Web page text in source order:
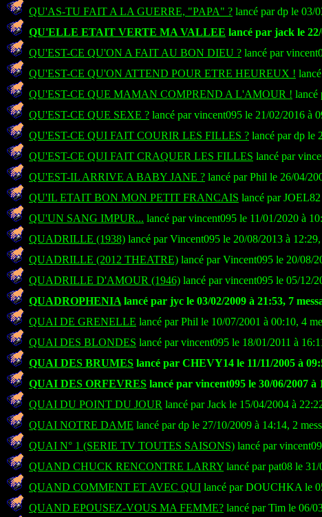
QU'AS-TU FAIT A LA GUERRE, "PAPA" ? lancé par dp le 03/
QU'ELLE ETAIT VERTE MA VALLEE lancé par jack le 22/
QU'EST-CE QU'ON A FAIT AU BON DIEU ? lancé par
QU'EST-CE QU'ON ATTEND POUR ETRE HEUREUX !
QU'EST-CE QUE MAMAN COMPREND A L'AMOUR ! lancé
QU'EST-CE QUE SEXE ? lancé par vincent095 le 21/02/2016 à
QU'EST-CE QUI FAIT COURIR LES FILLES ? lancé par dp le
QU'EST-CE QUI FAIT CRAQUER LES FILLES lancé par
QU'EST-IL ARRIVE A BABY JANE ? lancé par Phil le 26/04/
QU'IL ETAIT BON MON PETIT FRANCAIS lancé par
QU'UN SANG IMPUR... lancé par vincent095 le 11/01/2020 à
QUADRILLE (1938) lancé par Vincent095 le 20/08/2013 à 12:29,
QUADRILLE (2012 THEATRE) lancé par Vincent095 le 20/08/
QUADRILLE D'AMOUR (1946) lancé par vincent095 le 05/12/
QUADROPHENIA lancé par jyc le 03/02/2009 à 21:53, 7
QUAI DE GRENELLE lancé par Phil le 10/07/2001 à 00:10, 4
QUAI DES BLONDES lancé par vincent095 le 18/01/2011 à
QUAI DES BRUMES lancé par CHEVY14 le 11/11/2005 à
QUAI DES ORFEVRES lancé par vincent095 le 30/06/2007 à
QUAI DU POINT DU JOUR lancé par Jack le 15/04/2004 à
QUAI NOTRE DAME lancé par dp le 27/10/2009 à 14:14, 2
QUAI N° 1 (SERIE TV TOUTES SAISONS) lancé par
QUAND CHUCK RENCONTRE LARRY lancé par pat08 le
QUAND COMMENT ET AVEC QUI lancé par DOUCHKA le
QUAND EPOUSEZ-VOUS MA FEMME? lancé par Tim le 06/